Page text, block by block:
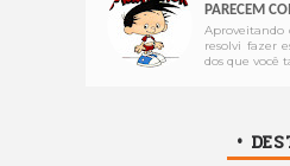
PARECEM
Aproveitando
resolvi fazer
dos que você
•